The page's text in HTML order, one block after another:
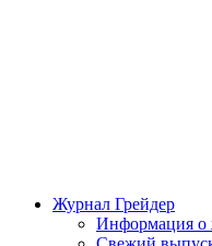
Журнал Грейдер
Информация о